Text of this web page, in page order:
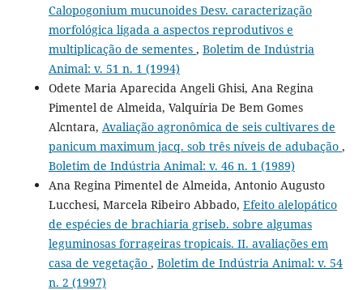
Calopogonium mucunoides Desv. caracterização
morfológica ligada a aspectos reprodutivos e
multiplicação de sementes , Boletim de Indústria
Animal: v. 51 n. 1 (1994)
Odete Maria Aparecida Angeli Ghisi, Ana Regina
Pimentel de Almeida, Valquíria De Bem Gomes
Alcntara, Avaliação agronômica de seis cultivares de
panicum maximum jacq. sob três níveis de adubação ,
Boletim de Indústria Animal: v. 46 n. 1 (1989)
Ana Regina Pimentel de Almeida, Antonio Augusto
Lucchesi, Marcela Ribeiro Abbado, Efeito alelopático
de espécies de brachiaria griseb. sobre algumas
leguminosas forrageiras tropicais. II. avaliações em
casa de vegetação , Boletim de Indústria Animal: v. 54
n. 2 (1997)